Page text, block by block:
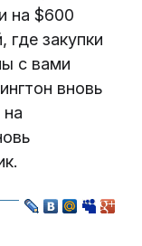
на $600
где закупки
с вами
вновь